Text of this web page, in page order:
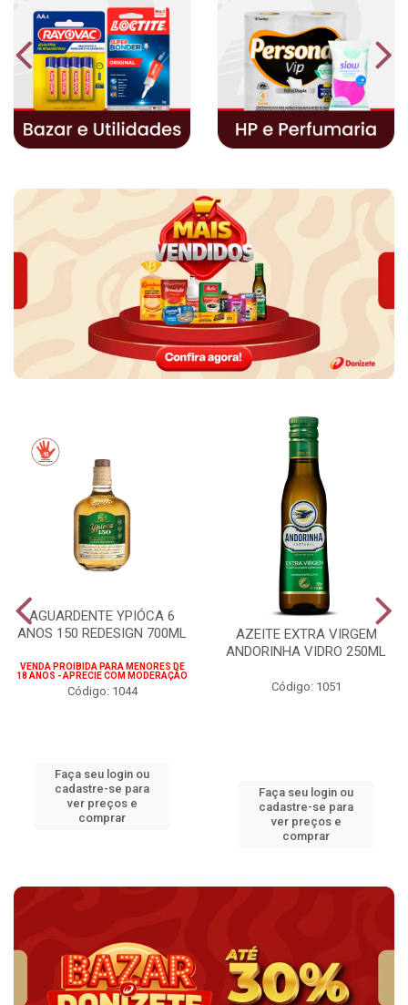
AGUARDENTE YPIÓCA 6
ANOS 150 REDESIGN 700ML
VENDA PROIBIDA PARA MENORES DE
18 ANOS - APRECIE COM MODERAÇÃO
Código: 1044
Faça seu login ou
cadastre-se para
ver preços e
comprar
AZEITE EXTRA VIRGEM
ANDORINHA VIDRO 250ML
Código: 1051
Faça seu login ou
cadastre-se para
ver preços e
comprar